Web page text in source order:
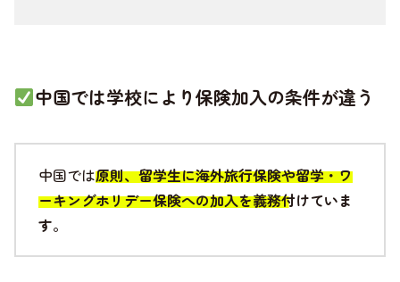
中国では学校により保険加入の条件が違う
中国では原則、留学生に海外旅行保険や留学・ワ
ーキングホリデー保険への加入を義務付けていま
す。